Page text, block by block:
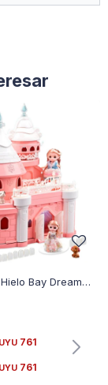
Castillo de Hielo Bay Dreamy con Accesorios
UYU 761
UYU 761